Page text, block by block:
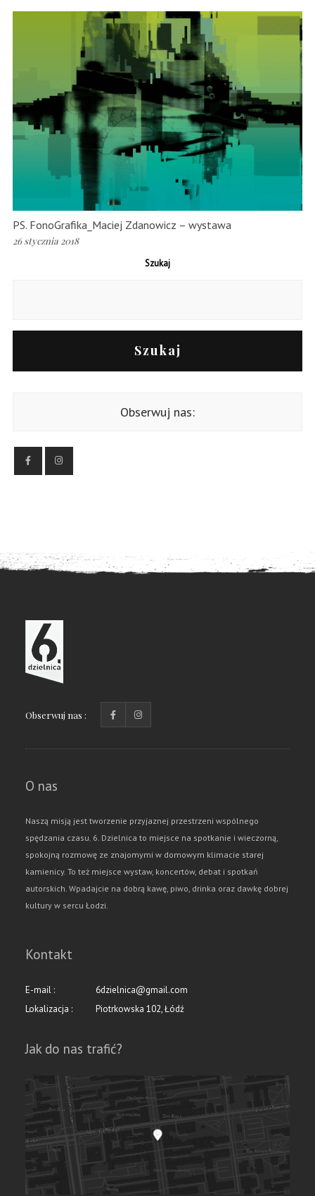
PS. FonoGrafika_Maciej Zdanowicz – wystawa
26 stycznia 2018
Szukaj
Szukaj
Obserwuj nas:
Obserwuj nas :
O nas
Naszą misją jest tworzenie przyjaznej przestrzeni wspólnego
spędzania czasu. 6. Dzielnica to miejsce na spotkanie i wieczorną,
spokojną rozmowę ze znajomymi w domowym klimacie starej
kamienicy. To też miejsce wystaw, koncertów, debat i spotkań
autorskich. Wpadajcie na dobrą kawę, piwo, drinka oraz dawkę dobrej
kultury w sercu Łodzi.
Kontakt
E-mail :
6dzielnica@gmail.com
Lokalizacja :
Piotrkowska 102, Łódź
Jak do nas trafić?